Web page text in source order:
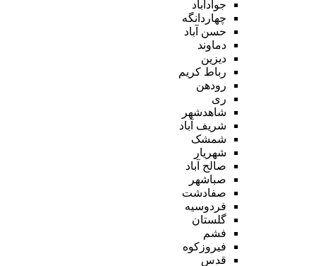
جوادآباد
چهاردانگه
حسن آباد
دماوند
دیزین
رباط کریم
رودهن
ری
شاهدشهر
شریف آباد
شمشک
شهریار
صالح آباد
صباشهر
صفادشت
فردوسیه
گلستان
فشم
فیروزکوه
قدس